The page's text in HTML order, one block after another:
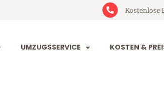
Kostenlose
UMZUGSSERVICE KOSTEN &